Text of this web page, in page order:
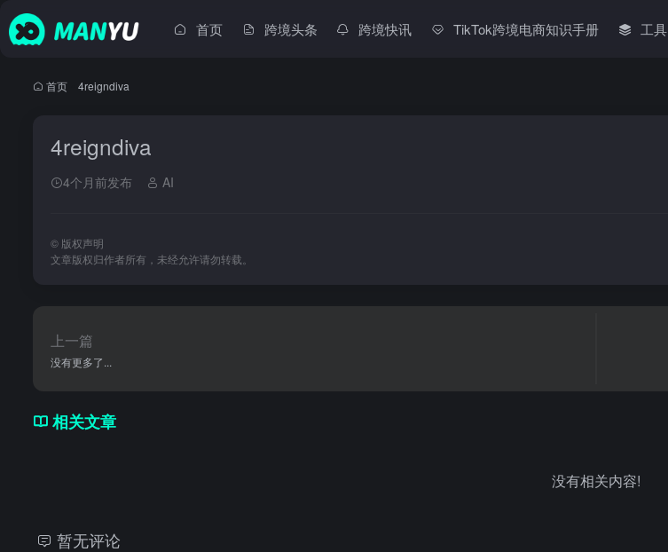
首页 跨境头条 跨境快讯 TikTok跨境电商知识手册 工具
首页 4reigndiva
4reigndiva
4个月前发布 AI
© 版权声明
文章版权归作者所有，未经允许请勿转载。
上一篇
没有更多了...
相关文章
没有相关内容!
暂无评论